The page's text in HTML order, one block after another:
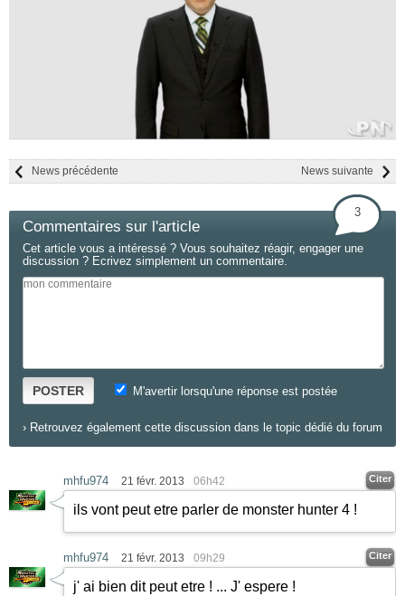
News suivante
News précédente
Commentaires sur l'article
3
Cet article vous a intéressé ? Vous souhaitez réagir, engager une
discussion ? Ecrivez simplement un commentaire.
POSTER M'avertir lorsqu'une réponse est postée
› Retrouvez également cette discussion dans le topic dédié du forum
mhfu974 21 févr. 2013 06h42 Citer
ils vont peut etre parler de monster hunter 4 !
mhfu974 21 févr. 2013 09h29 Citer
j' ai bien dit peut etre ! ... J' espere !